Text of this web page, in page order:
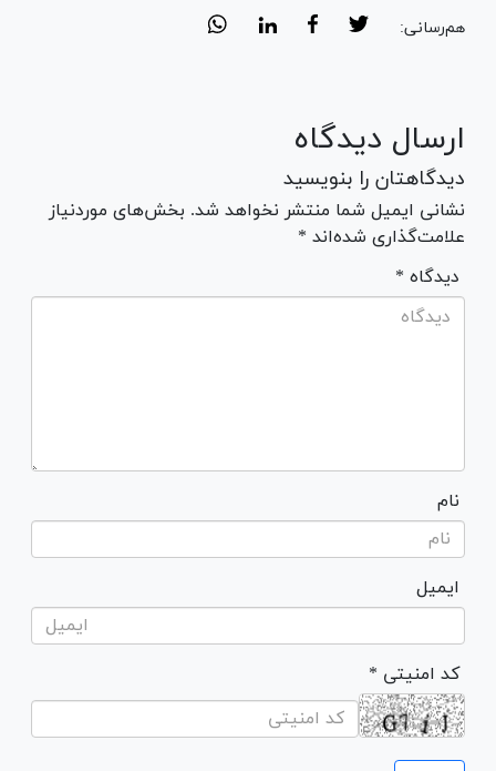
هم‌رسانی:
ارسال دیدگاه
دیدگاهتان را بنویسید
نشانی ایمیل شما منتشر نخواهد شد. بخش‌های موردنیاز
علامت‌گذاری شده‌اند *
* دیدگاه
نام
ایمیل
* کد امنیتی